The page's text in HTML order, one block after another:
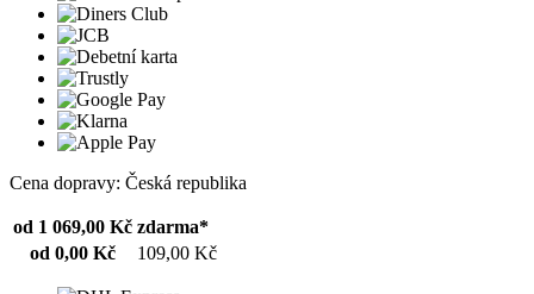
Cena dopravy: Česká republika
od 1 069,00 Kč zdarma*
od 0,00 Kč
109,00 Kč